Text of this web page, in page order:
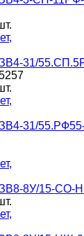
,
,
,
,